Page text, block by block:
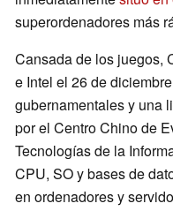
superordenadores más
Cansada de los juegos,
e Intel el 26 de
gubernamentales y una
por el Centro Chino de
Tecnologías de la
CPU, SO y bases de
en ordenadores y